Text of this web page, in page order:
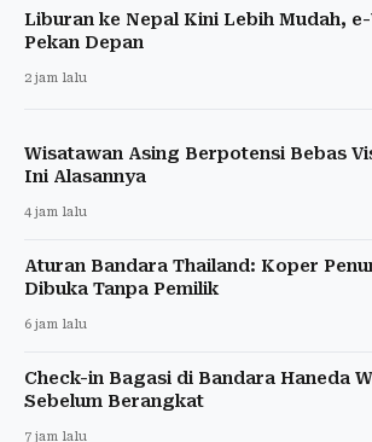
Liburan ke Nepal Kini Lebih Mudah,
Pekan Depan
2 jam lalu
Wisatawan Asing Berpotensi Bebas
Ini Alasannya
4 jam lalu
Aturan Bandara Thailand: Koper
Dibuka Tanpa Pemilik
6 jam lalu
Check-in Bagasi di Bandara Haneda
Sebelum Berangkat
7 jam lalu